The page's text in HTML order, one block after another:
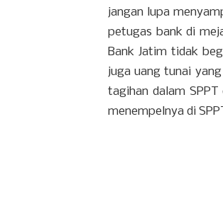
jangan lupa
petugas bank di
Bank Jatim tidak
juga uang tunai
tagihan dalam
menempelnya di